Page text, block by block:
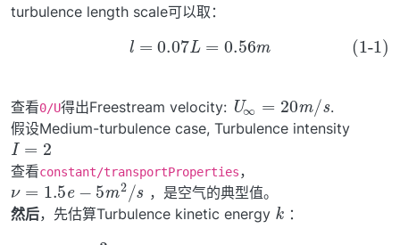
turbulence length scale可以取：
查看0/U得出Freestream velocity:
U m
.
假设Medium-turbulence case, Turbulence intensity
I=2
查看constant/transportProperties，
ν=1.5e−5m2/s，是空气的典型值。
然后，先估算Turbulence kinetic energy ：